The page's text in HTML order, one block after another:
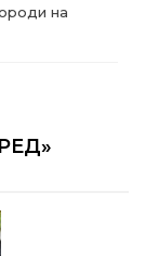
на
людина
та